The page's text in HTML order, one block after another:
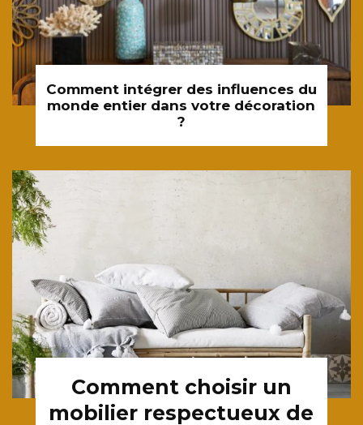
Comment intégrer des influences du
monde entier dans votre décoration
?
Comment choisir un
mobilier respectueux de